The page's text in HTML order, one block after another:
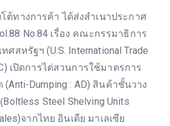
ต้ทางการค้า ได้ส่งสำเนาประกาศ
No.84 เรื่อง คณะกรรมาธิการ
ศสหรัฐฯ (U.S. International Trade
เปิดการไต่สวนการใช้มาตรการ
Dumping : AD) สินค้าชั้นวาง
Steel Shelving Units
จากไทย อินเดีย มาเลเซีย